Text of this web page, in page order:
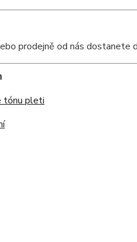
prodejně od nás
tónu pleti